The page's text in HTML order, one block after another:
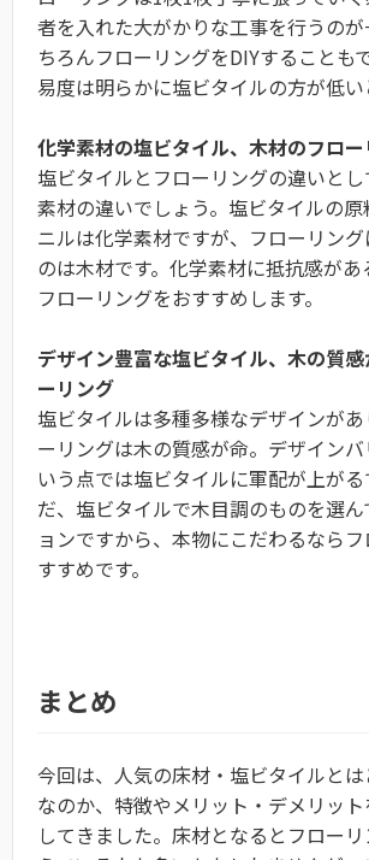
者を入れた大がかりな工事を行うのが
ちろんフローリングをDIYすることも
易度は明らかに塩ビタイルの方が低い
化学素材の塩ビタイル、木材のフロ
塩ビタイルとフローリングの違いとし
素材の違いでしょう。塩ビタイルの
ニルは化学素材ですが、フローリン
のは木材です。化学素材に抵抗感があ
フローリングをおすすめします。
デザイン豊富な塩ビタイル、木の質
ーリング
塩ビタイルは多種多様なデザインが
ーリングは木の質感が命。デザイン
いう点では塩ビタイルに軍配が上が
だ、塩ビタイルで木目調のものを選
ョンですから、本物にこだわるなら
すすめです。
まとめ
今回は、人気の床材・塩ビタイルと
なのか、特徴やメリット・デメリッ
してきました。床材となるとフロー